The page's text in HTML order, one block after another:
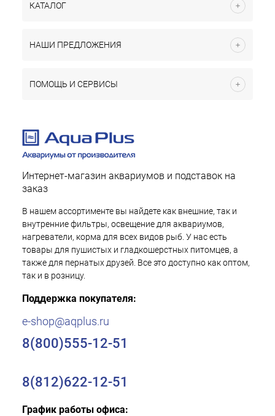
КАТАЛОГ
НАШИ ПРЕДЛОЖЕНИЯ
ПОМОЩЬ И СЕРВИСЫ
Интернет-магазин аквариумов и подставок на
заказ
В нашем ассортименте вы найдете как внешние, так и
внутренние фильтры, освещение для аквариумов,
нагреватели, корма для всех видов рыб. У нас есть
товары для пушистых и гладкошерстных питомцев, а
также для пернатых друзей. Все это доступно как оптом,
так и в розницу.
Поддержка покупателя:
e-shop@aqplus.ru
8(800)555-12-51
8(812)622-12-51
График работы офиса: